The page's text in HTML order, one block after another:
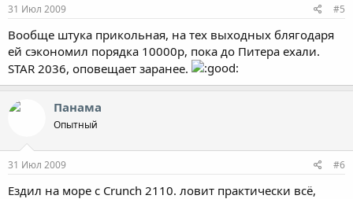
31 Июл 2009 #5
Вообще штука прикольная, на тех выходных блягодаря
ей сэкономил порядка 10000р, пока до Питера ехали.
STAR 2036, оповещает заранее.
Панама
Опытный
31 Июл 2009 #6
Ездил на море с Crunch 2110. ловит практически всё,